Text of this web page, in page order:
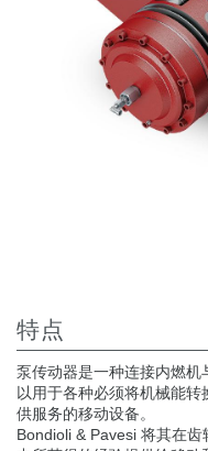
液压集成回路
方向控制阀
风扇驱动系统
热交换器
特点
泵传动器是一种连接内燃
以用于各种必须将机械能
供服务的移动设备。
Bondioli & Pavesi 将其在